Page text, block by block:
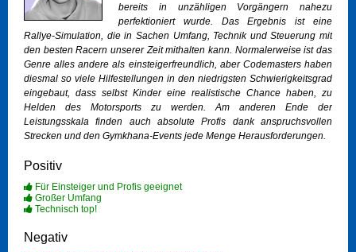
bereits in unzähligen Vorgängern nahezu
perfektioniert wurde. Das Ergebnis ist eine
Rallye-Simulation, die in Sachen Umfang, Technik und Steuerung mit
den besten Racern unserer Zeit mithalten kann. Normalerweise ist das
Genre alles andere als einsteigerfreundlich, aber Codemastershaben
diesmal so viele Hilfestellungen in den niedrigsten Schwierigkeitsgrad
eingebaut, dass selbst Kinder eine realistische Chance haben, zu
Helden des Motorsports zu werden. Am anderen Ende der
Leistungsskala finden auch absolute Profis dank anspruchsvollen
Strecken und den Gymkhana-Events jede Menge Herausforderungen.
Positiv
Für Einsteiger und Profis geeignet
Großer Umfang
Technisch top!
Negativ